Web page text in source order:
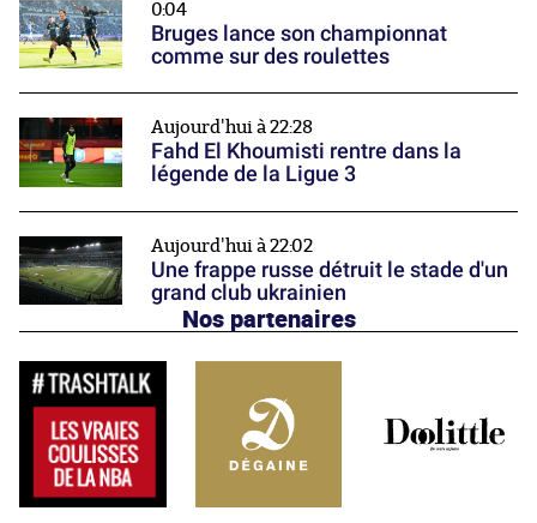
0:04
Bruges lance son championnat
comme sur des roulettes
Aujourd'hui à 22:28
Fahd El Khoumisti rentre dans la
légende de la Ligue 3
Aujourd'hui à 22:02
Une frappe russe détruit le stade d'un
grand club ukrainien
Nos partenaires